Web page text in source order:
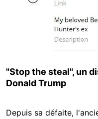
"Stop the steal", un
Donald Trump
Depuis sa défaite,